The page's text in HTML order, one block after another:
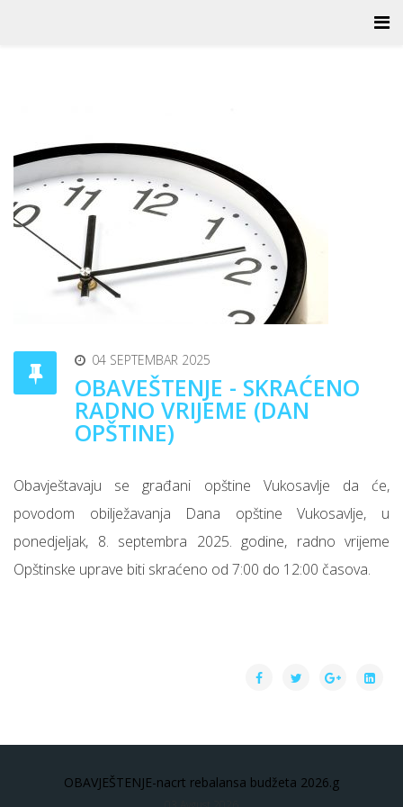
04 SEPTEMBAR 2025
OBAVEŠTENJE - SKRAĆENO
RADNO VRIJEME (DAN
OPŠTINE)
Obavještavaju se građani opštine Vukosavlje da će,
povodom obilježavanja Dana opštine Vukosavlje, u
ponedjeljak, 8. septembra 2025. godine, radno vrijeme
Opštinske uprave biti skraćeno od 7:00 do 12:00 časova.
OBAVJEŠTENJE-nacrt rebalansa budžeta 2026.g